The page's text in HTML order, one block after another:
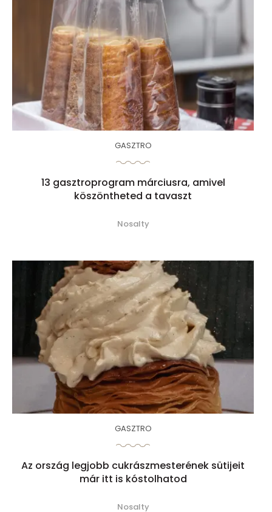
GASZTRO
13 gasztroprogram márciusra, amivel
köszöntheted a tavaszt
Nosalty
GASZTRO
Az ország legjobb cukrászmesterének sütijeit
már itt is kóstolhatod
Nosalty